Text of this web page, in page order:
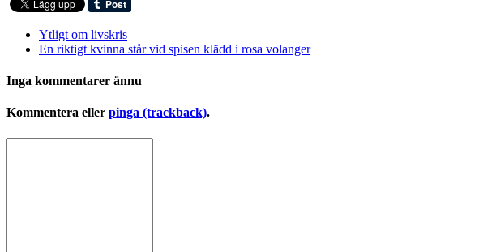
Ytligt om livskris
En riktigt kvinna står vid spisen klädd i rosa volanger
Inga kommentarer ännu
Kommentera eller pinga (trackback).